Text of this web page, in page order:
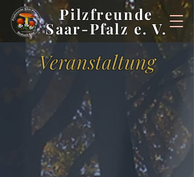
Pilzfreunde
Saar-Pfalz e. V.
Veranstaltung